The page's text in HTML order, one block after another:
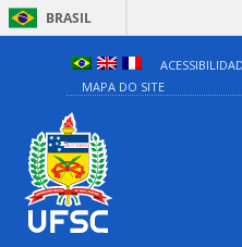
BRASIL
MAPA DO SITE